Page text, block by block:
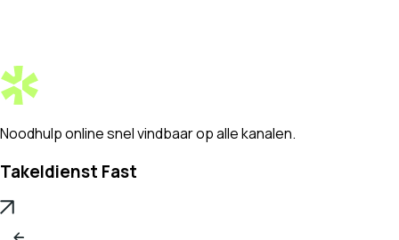
Noodhulp onlinesnel vindbaarop alle kanalen.
Takeldienst Fast